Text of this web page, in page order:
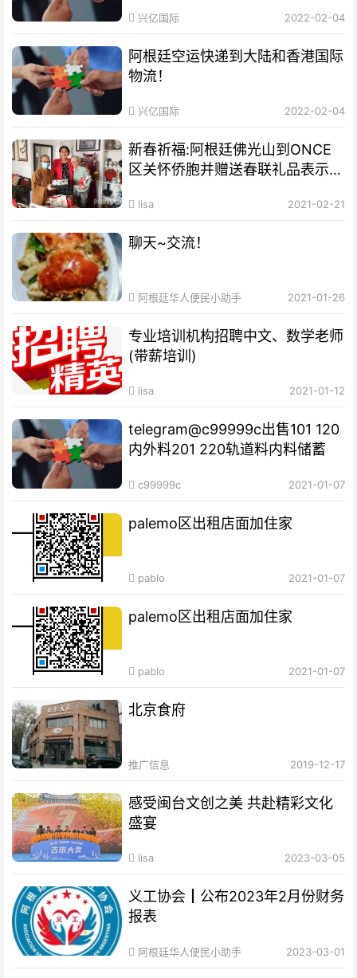
兴亿国际 2022-02-04
阿根廷空运快递到大陆和香港国际
物流！
兴亿国际 2022-02-04
新春祈福:阿根廷佛光山到ONCE
区关怀侨胞并赠送春联礼品表示祝
lisa 2021-02-21
聊天~交流！
阿根廷华人便民小助手 2021-01-26
专业培训机构​招聘中文、数学老师
(带薪培训)
lisa 2021-01-12
telegram@c99999c出售101 120
内外料201 220轨道料内料储蓄
c99999c 2021-01-07
palemo区出租店面加住家
pablo 2021-01-07
palemo区出租店面加住家
pablo 2021-01-07
北京食府
推广信息 2019-12-17
感受闽台文创之美 共赴精彩文化
盛宴
lisa 2023-03-05
义工协会┃公布2023年2月份财务
报表
阿根廷华人便民小助手 2023-03-01